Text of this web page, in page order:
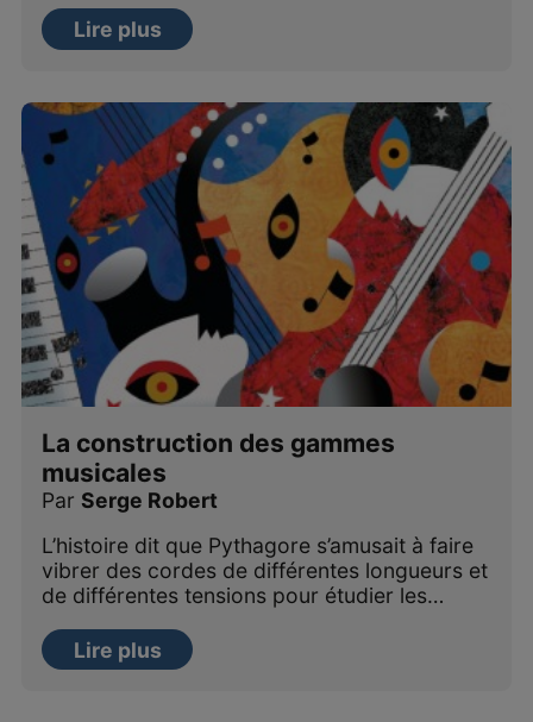
Lire plus
La construction des gammes
musicales
Par Serge Robert
L’histoire dit que Pythagore s’amusait à faire
vibrer des cordes de différentes longueurs et
de différentes tensions pour étudier les…
Lire plus